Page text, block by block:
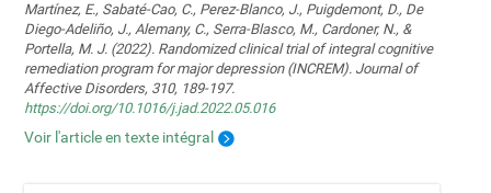
Martínez, E., Sabaté-Cao, C., Perez-Blanco, J., Puigdemont, D., De
Diego-Adeliño, J., Alemany, C., Serra-Blasco, M., Cardoner, N., &
Portella, M. J. (2022). Randomized clinical trial of integral cognitive
remediation program for major depression (INCREM). Journal of
Affective Disorders, 310, 189-197.
https://doi.org/10.1016/j.jad.2022.05.016
Voir l'article en texte intégral